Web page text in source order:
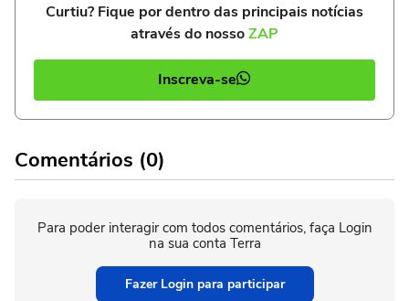
Curtiu? Fique por dentro das principais notícias
através do nossoZAP
Inscreva-se
Comentários (0)
Para poder interagir com todos comentários, faça Login
na sua conta Terra
Fazer Login para participar